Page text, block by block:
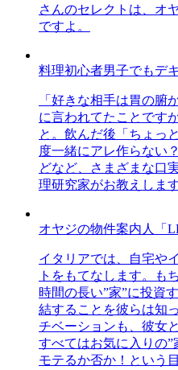
さんのセレクトは、オ
ですよ。
料理初心者男子でもデ
「好きな相手は胃の腑
に言われてたことです
と。飲んだ後「ちょっ
度一緒にアレ作らない
どなど、さまざまな口
理研究家がお教えします
オヤジの物件案内人「
イタリアでは、自宅や
トをもてなします。も
時間の長い”家”に投資
結することを彼らは知
チベーションも、彼女
すべてはお気に入りの
モテるか否か！という